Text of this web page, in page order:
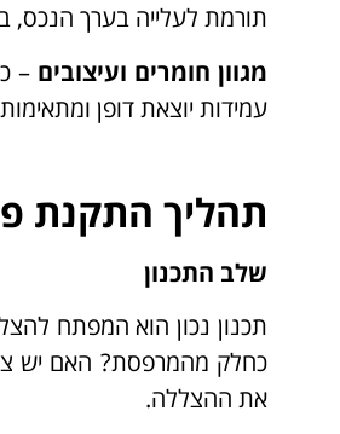
תורמת לעלייה בערך הנכס,
מגוון חומרים ועיצובים –
עמידות יוצאת דופן
תהליך התקנת
שלב התכנון
תכנון נכון הוא המפתח
כחלק מהמרפסת? האם יש
את ההצללה.